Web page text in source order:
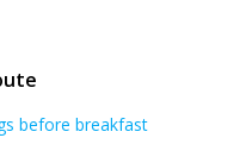
before breakfast